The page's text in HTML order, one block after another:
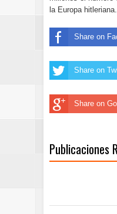
la Europa hitleriana.
Share on
Share on
Share on
Publicaciones